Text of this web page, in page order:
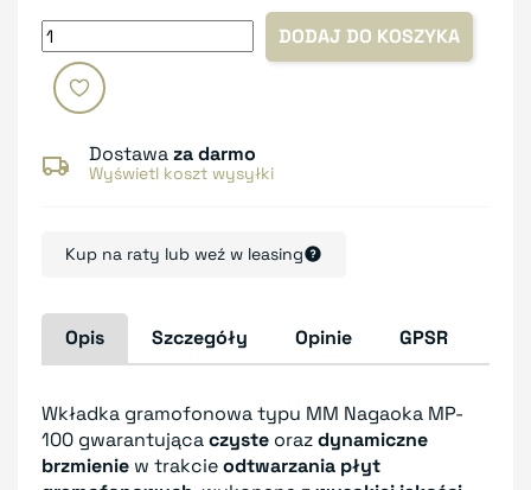
DODAJ DO KOSZYKA
Dostawaza darmo
Wyświetl koszt wysyłki
Kup na raty lub weź w leasing
Opis Szczegóły Opinie GPSR
Wkładka gramofonowa typu MM Nagaoka MP-
100 gwarantującaczyste orazdynamiczne
brzmienie w trakcieodtwarzania płyt